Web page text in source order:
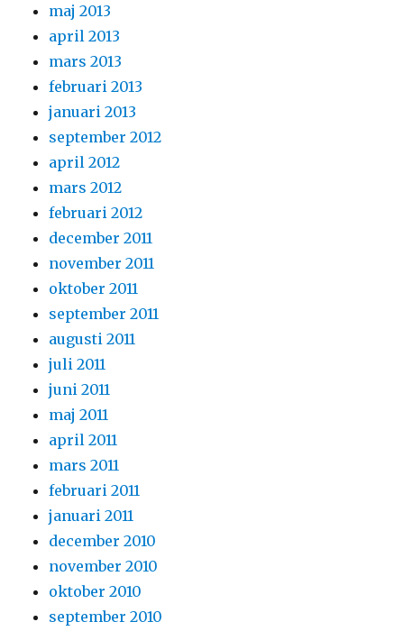
maj 2013
april 2013
mars 2013
februari 2013
januari 2013
september 2012
april 2012
mars 2012
februari 2012
december 2011
november 2011
oktober 2011
september 2011
augusti 2011
juli 2011
juni 2011
maj 2011
april 2011
mars 2011
februari 2011
januari 2011
december 2010
november 2010
oktober 2010
september 2010